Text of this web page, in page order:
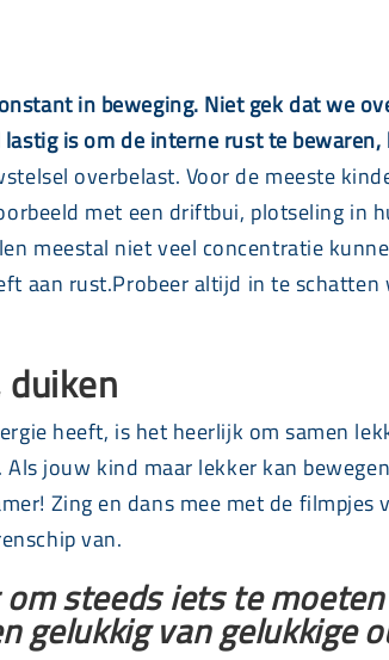
in beweging. Niet gek dat we
is om de interne rust te
overbelast. Voor de meeste
met een driftbui, plotseling in
meestal niet veel concentratie
aan rust.Probeer altijd in te
heeft, is het heerlijk om samen
jouw kind maar lekker kan
Zing en dans mee met de filmpjes
van.
steeds iets te
gelukkig van gelukkige